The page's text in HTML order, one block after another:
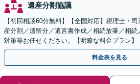
遺産分割協議
【初回相談60分無料】【全国対応】税理士・
産分割／遺留分／遺言書作成／相続放棄／相
対策等お任せください。【明瞭な料金プラン】
話相談可】
料金表を見る